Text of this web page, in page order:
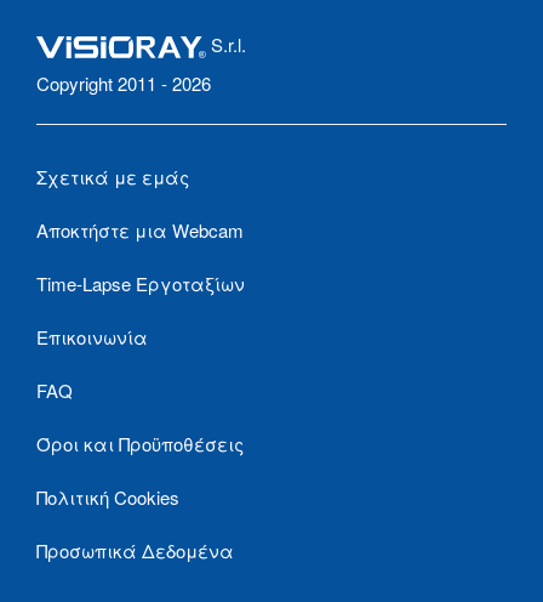
S.r.l.
Copyright 2011 - 2026
Σχετικά με εμάς
Αποκτήστε μια Webcam
Time-Lapse Εργοταξίων
Επικοινωνία
FAQ
Όροι και Προϋποθέσεις
Πολιτική Cookies
Προσωπικά Δεδομένα